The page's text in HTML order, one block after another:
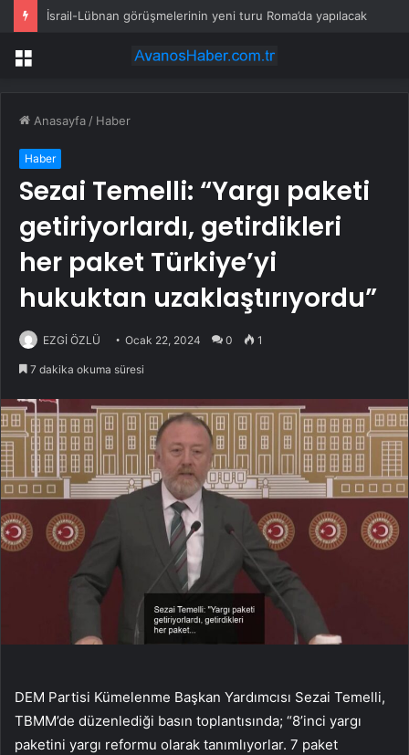
Serenay Sarıkaya Serbest Bırakıldı
Menü
Anasayfa / Haber
Haber
Sezai Temelli: “Yargı paketi
getiriyorlardı, getirdikleri
her paket Türkiye’yi
hukuktan uzaklaştırıyordu”
EZGİ ÖZLÜ Ocak 22, 2024 0 1
7 dakika okuma süresi
DEM Partisi Kümelenme Başkan Yardımcısı Sezai Temelli,
TBMM’de düzenlediği basın toplantısında; “8’inci yargı
paketini yargı reformu olarak tanımlıyorlar. 7 paket